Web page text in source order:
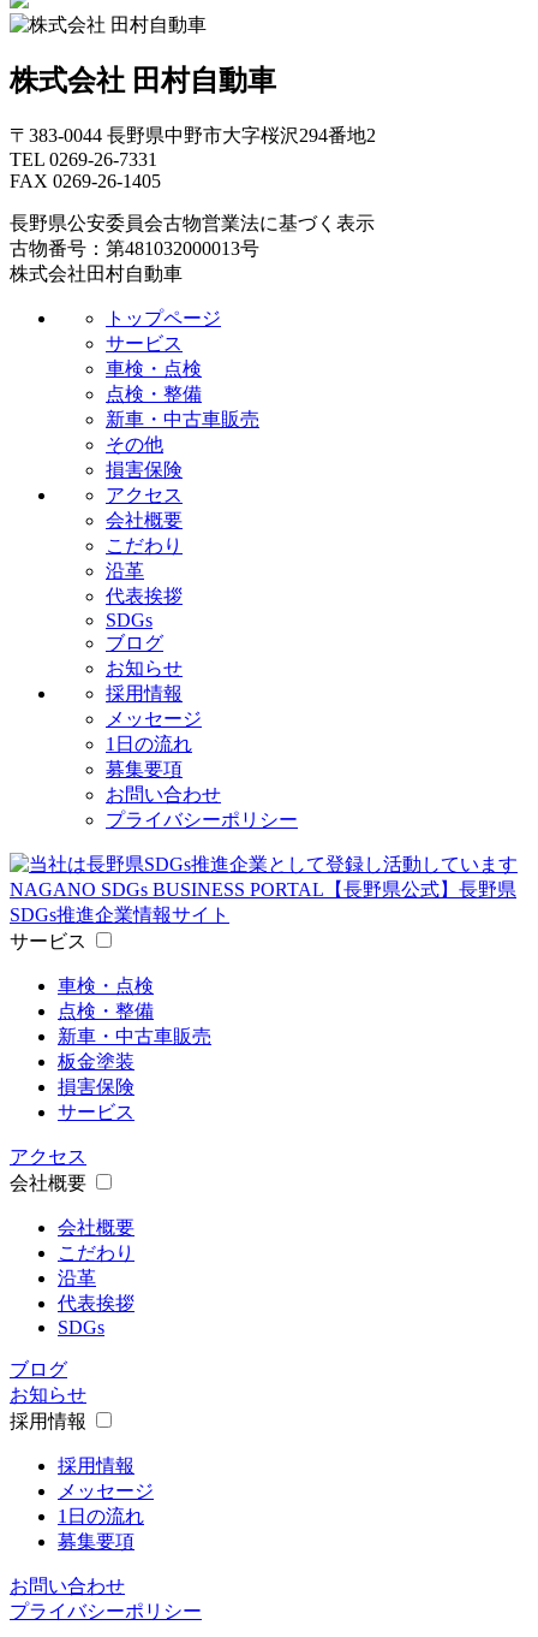
株式会社 田村自動車
〒383-0044 長野県中野市大字桜沢294番地2
TEL 0269-26-7331
FAX 0269-26-1405
長野県公安委員会古物営業法に基づく表示
古物番号：第481032000013号
株式会社田村自動車
トップページ
サービス
車検・点検
点検・整備
新車・中古車販売
その他
損害保険
アクセス
会社概要
こだわり
沿革
代表挨拶
SDGs
ブログ
お知らせ
採用情報
メッセージ
1日の流れ
募集要項
お問い合わせ
プライバシーポリシー
サービス
車検・点検
点検・整備
新車・中古車販売
板金塗装
損害保険
サービス
アクセス
会社概要
会社概要
こだわり
沿革
代表挨拶
SDGs
ブログ
お知らせ
採用情報
採用情報
メッセージ
1日の流れ
募集要項
お問い合わせ
プライバシーポリシー